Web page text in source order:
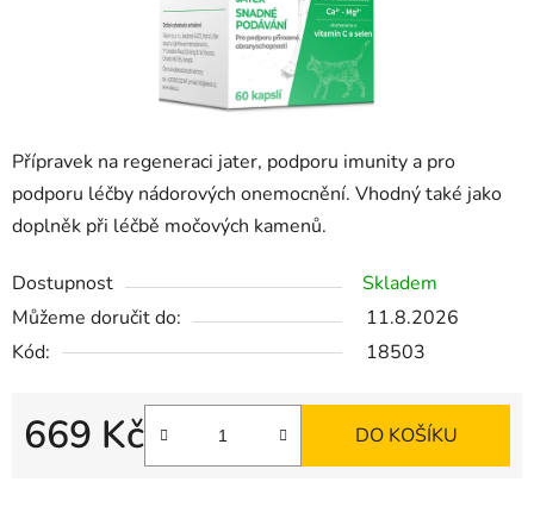
Přípravek na regeneraci jater, podporu imunity a pro
podporu léčby nádorových onemocnění. Vhodný také jako
doplněk při léčbě močových kamenů.
Dostupnost
Skladem
Můžeme doručit do:
11.8.2026
Kód:
18503
669 Kč DO KOŠÍKU